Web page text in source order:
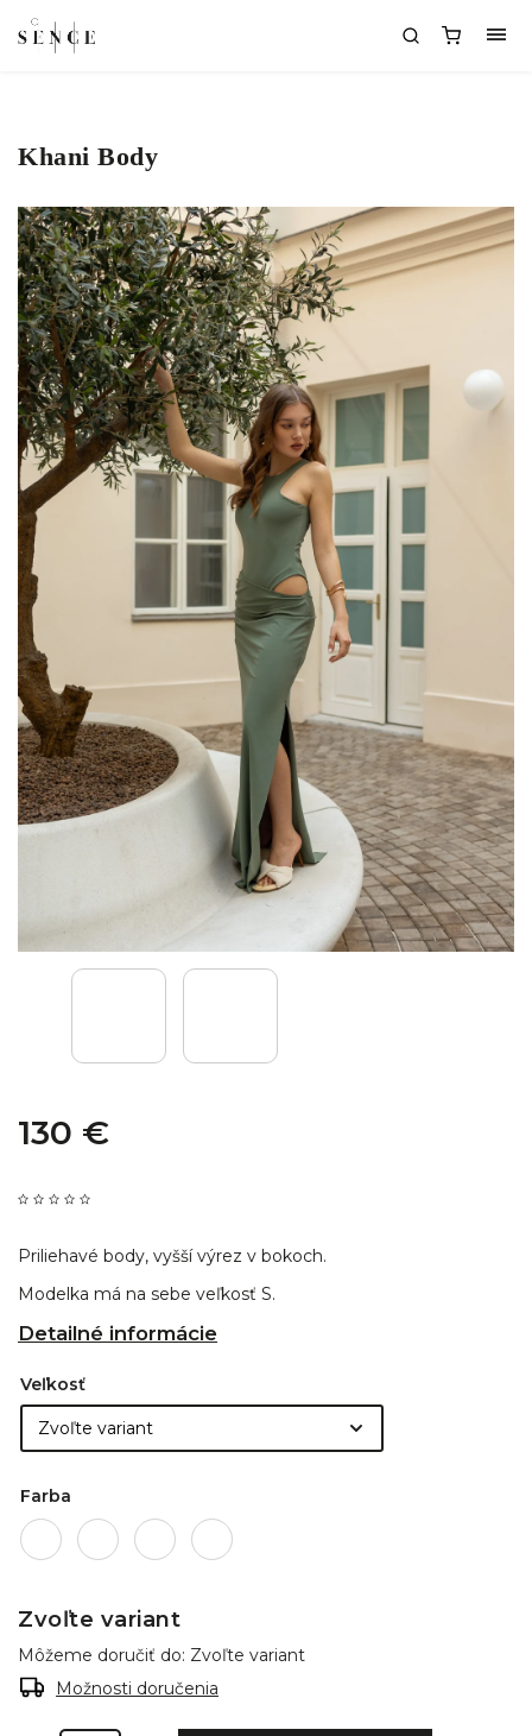
Khani Body
130 €
Priliehavé body, vyšší výrez v bokoch.
Modelka má na sebe veľkosť S.
Detailné informácie
Veľkosť
Farba
Zvoľte variant
Môžeme doručiť do: Zvoľte variant
Možnosti doručenia